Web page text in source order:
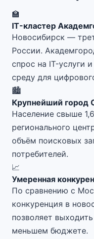
🏫
IT-кластер
Новосибирск —
России.
спрос на IT-услуги
среду для
🏙️
Крупнейший город
Население свыше
регионального
объём поисковых
потребителей.
📈
Умеренная
По сравнению с
конкуренция в
позволяет
меньшем бюджете.